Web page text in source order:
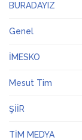
BURADAYIZ
Genel
İMESKO
Mesut Tim
ŞİİR
TİM MEDYA